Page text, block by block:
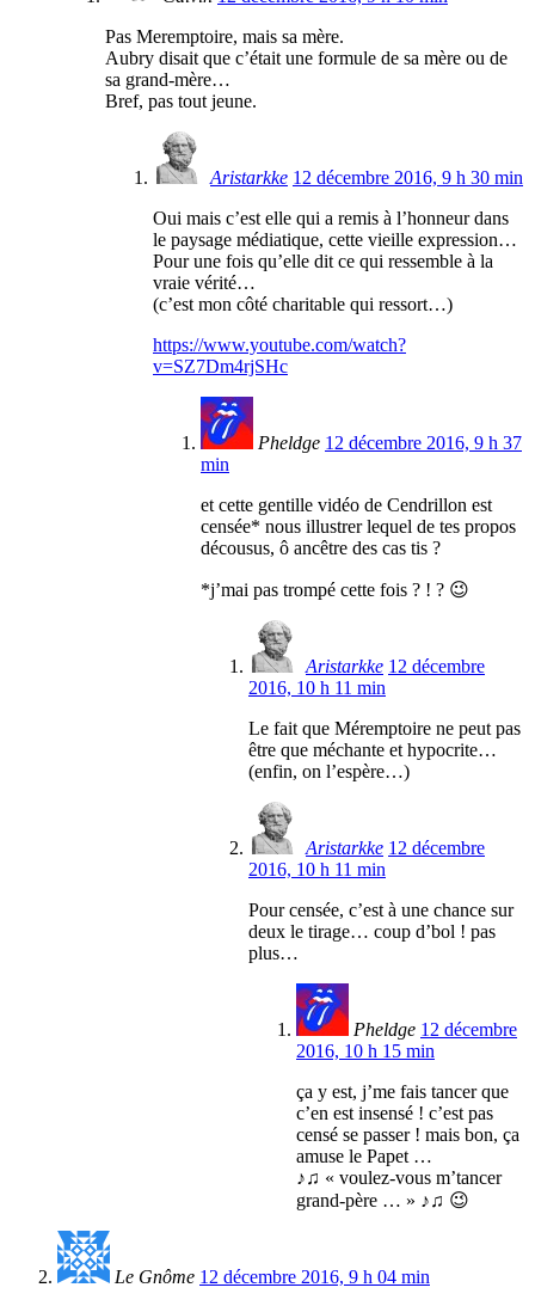
Pas Meremptoire, mais sa mère.
Aubry disait que c’était une formule de sa mère ou de
sa grand-mère…
Bref, pas tout jeune.
Aristarkke 12 décembre 2016, 9 h 30 min
Oui mais c’est elle qui a remis à l’honneur dans
le paysage médiatique, cette vieille expression…
Pour une fois qu’elle dit ce qui ressemble à la
vraie vérité…
(c’est mon côté charitable qui ressort…)
https://www.youtube.com/watch?
v=SZ7Dm4rjSHc
Pheldge 12 décembre 2016, 9 h 37
min
et cette gentille vidéo de Cendrillon est
censée* nous illustrer lequel de tes propos
décousus, ô ancêtre des cas tis ?
*j’mai pas trompé cette fois ? ! ? 😉
Aristarkke 12 décembre
2016, 10 h 11 min
Le fait que Méremptoire ne peut pas
être que méchante et hypocrite…
(enfin, on l’espère…)
Aristarkke 12 décembre
2016, 10 h 11 min
Pour censée, c’est à une chance sur
deux le tirage… coup d’bol ! pas
plus…
Pheldge 12 décembre
2016, 10 h 15 min
ça y est, j’me fais tancer que
c’en est insensé ! c’est pas
censé se passer ! mais bon, ça
amuse le Papet …
♪♫ « voulez-vous m’tancer
grand-père … » ♪♫ 😉
Le Gnôme 12 décembre 2016, 9 h 04 min